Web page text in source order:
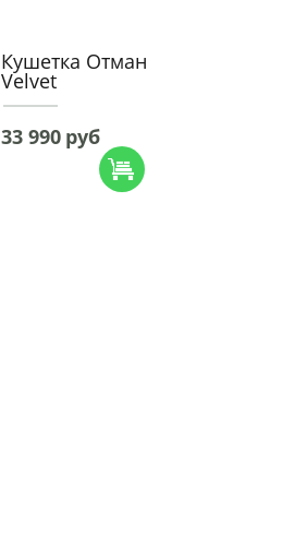
Кушетка Отман
Velvet
33 990 руб